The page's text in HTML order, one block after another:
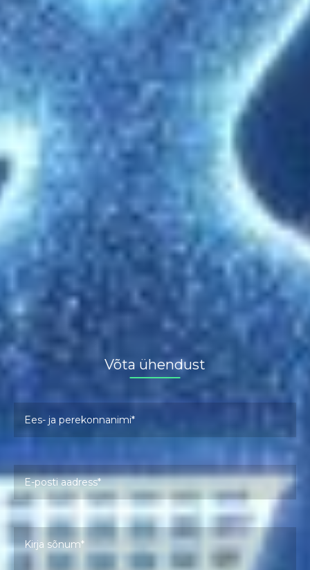
16. aprill 2024
Tegime hiljuti AI teemalise mini-seminari kus tutvustasime
väikesele grupile enda arvamust AI kasutamise osas e-
poodides ja mis lahendusi ise teinud. Huvilisi oli ootamatult
palju ning rääkisime avatud kaartidega ka meie poolt
pakutavatest lahendustest. Oleme ise......
Värsked postitused
Tuleviku e-pood – andmebaas, mitte veebileht
25. juuni 2026
(Purunenud) unistus Omnichannelist
06. märts 2026
Tehisintellekti taltsutamise õppetunnid vol 2: AI
tööriistad (e-)äris
19. sept 2025
Vaata kõiki postitusi
Arhiiv
2026
(2)
2025
(3)
Võta ühendust
Kirja sõnum